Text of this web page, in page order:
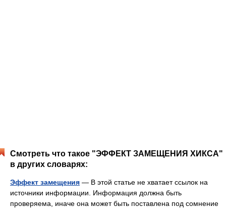
Смотреть что такое "ЭФФЕКТ ЗАМЕЩЕНИЯ ХИКСА"
в других словарях:
Эффект замещения — В этой статье не хватает ссылок на
источники информации. Информация должна быть
проверяема, иначе она может быть поставлена под сомнение